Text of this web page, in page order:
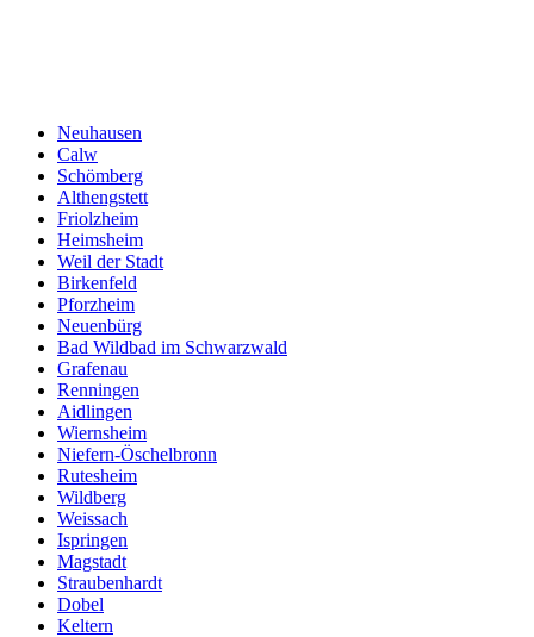
Neuhausen
Calw
Schömberg
Althengstett
Friolzheim
Heimsheim
Weil der Stadt
Birkenfeld
Pforzheim
Neuenbürg
Bad Wildbad im Schwarzwald
Grafenau
Renningen
Aidlingen
Wiernsheim
Niefern-Öschelbronn
Rutesheim
Wildberg
Weissach
Ispringen
Magstadt
Straubenhardt
Dobel
Keltern